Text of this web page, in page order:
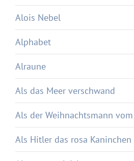
Alois Nebel
Alphabet
Alraune
Als das Meer verschwand
Als der Weihnachtsmann
Als Hitler das rosa